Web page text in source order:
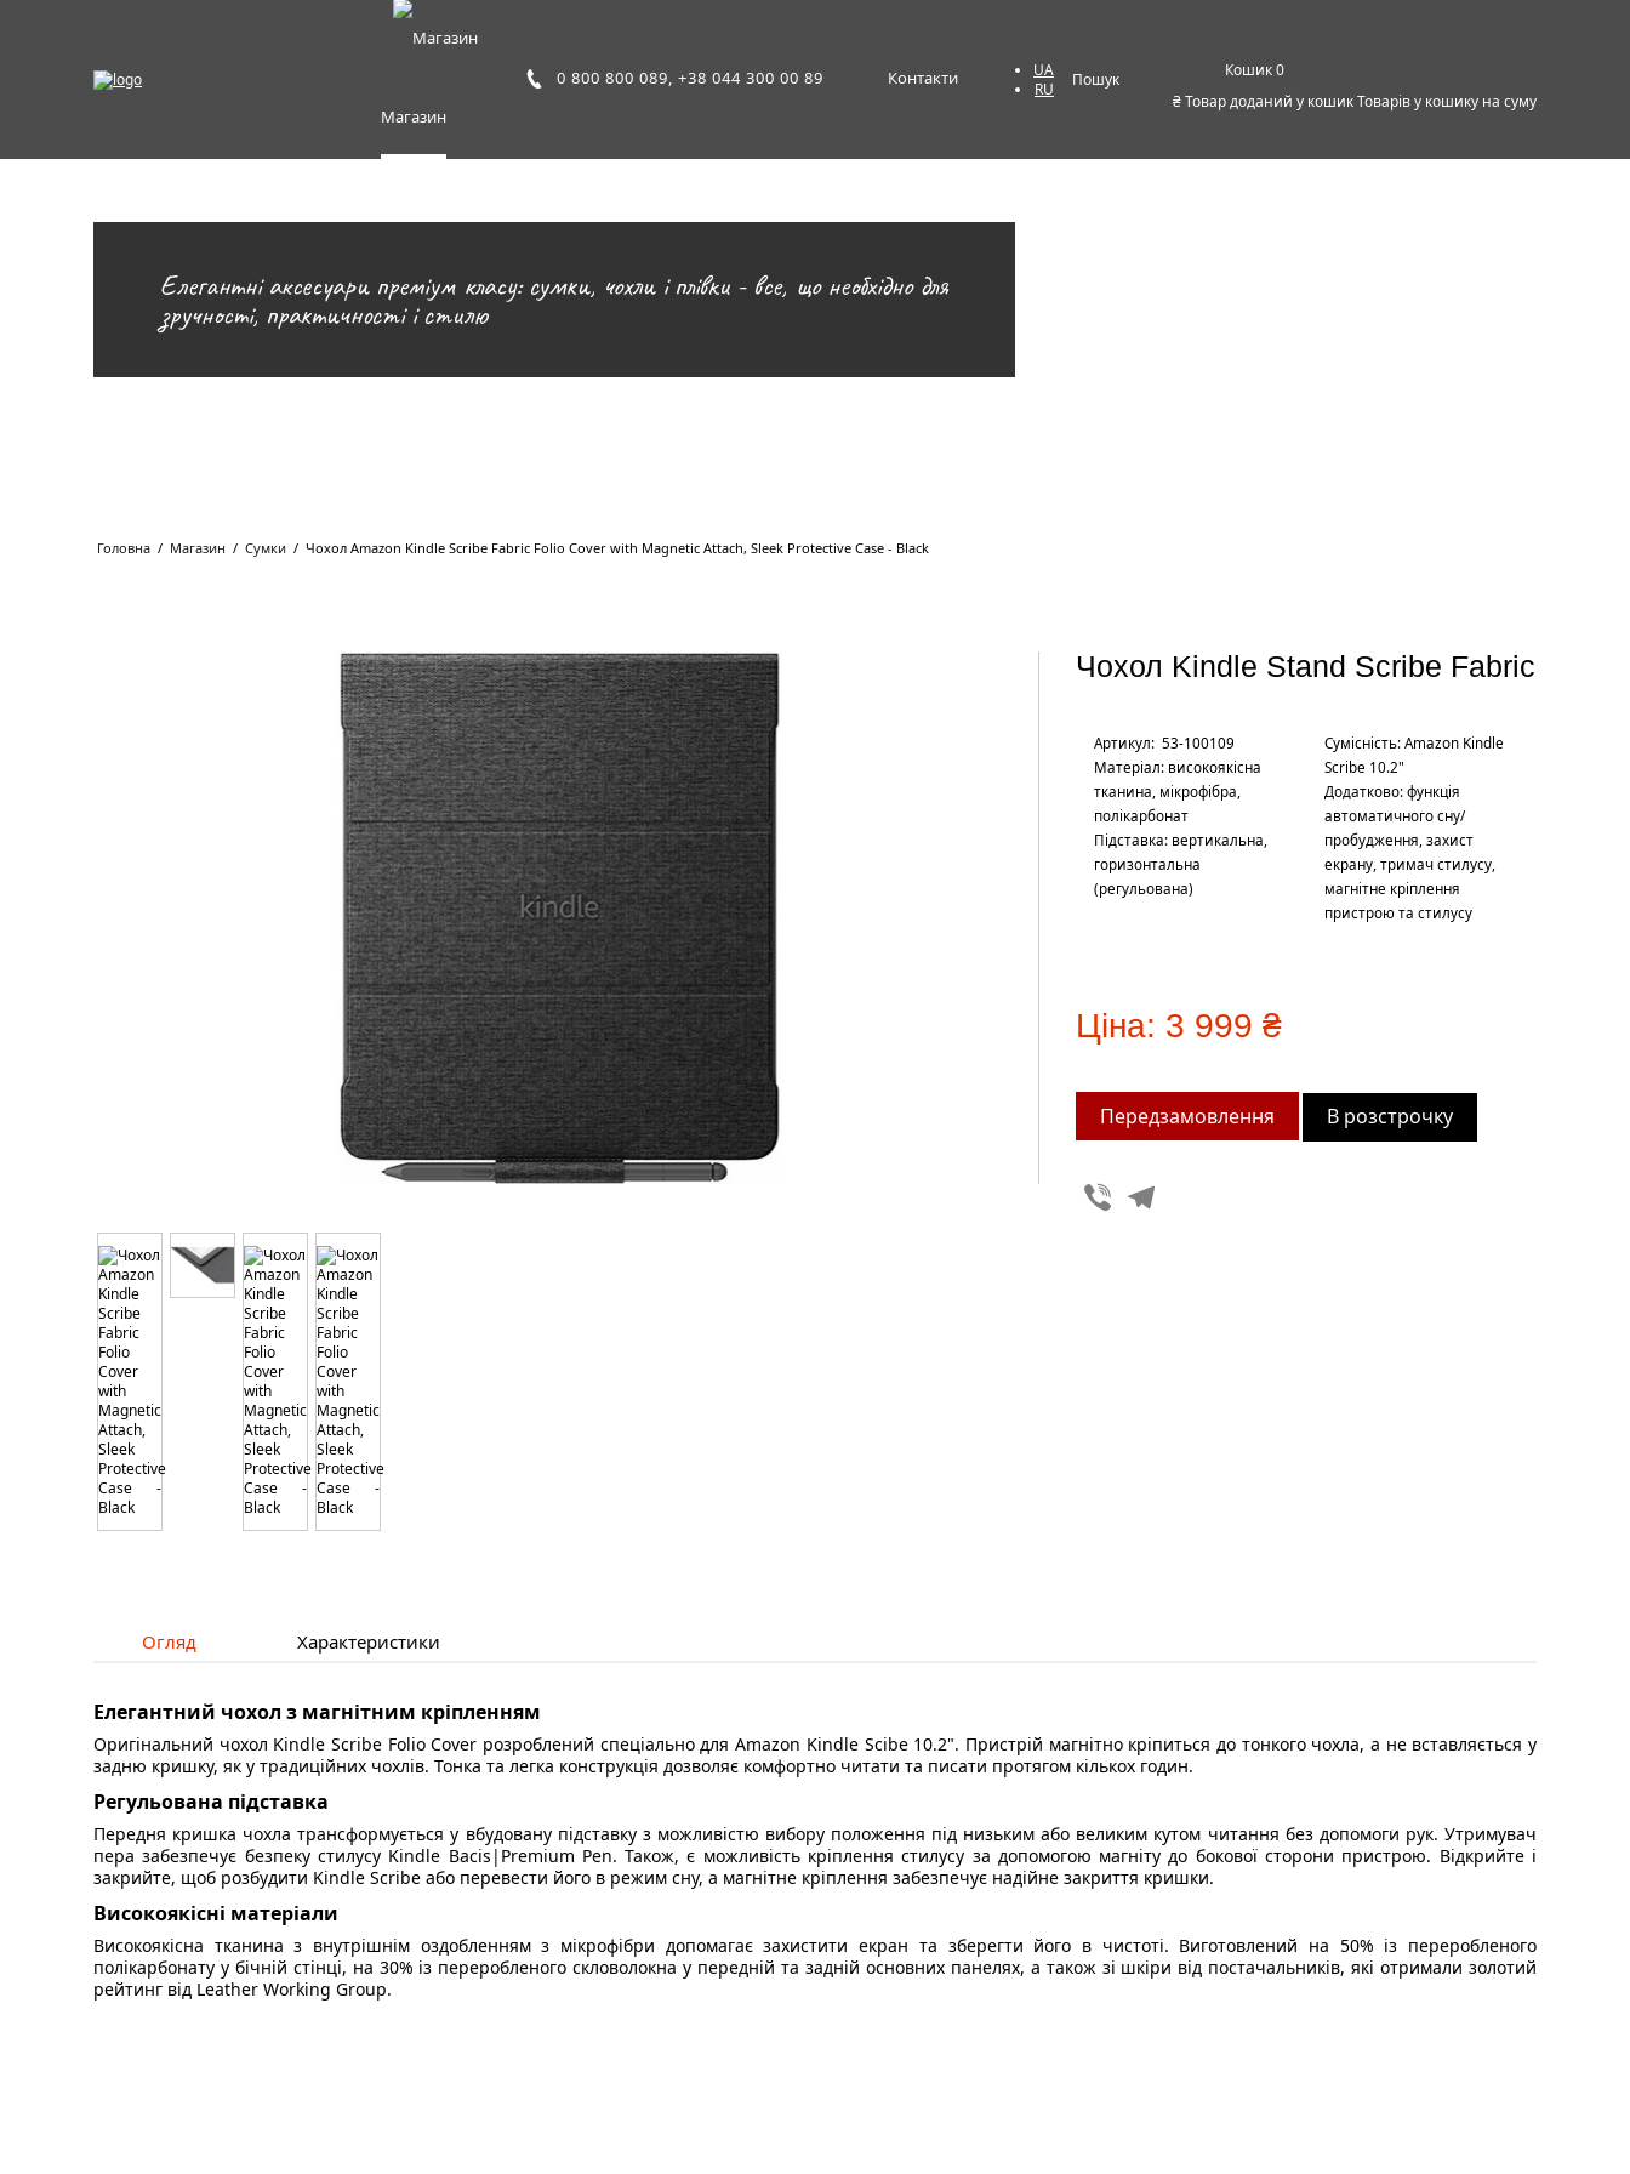
Магазин
0 800 800 089, +38 044 300 00 89 Контакти
UA
RU
Пошук
0
₴Товар доданий у кошикТоварів у кошику на суму
Елегантні аксесуари преміум класу: сумки, чохли і плівки - все, що необхідно для
зручності, практичності і стилю
Головна / Магазин / Сумки / Чохол Amazon Kindle Scribe Fabric Folio Cover with Magnetic Attach, Sleek Protective Case - Black
Чохол Kindle Stand Scribe Fabric
Артикул: 53-100109
Сумісність: Amazon Kindle
Scribe 10.2"
Матеріал: високоякісна
тканина, мікрофібра,
полікарбонат
Додатково: функція
автоматичного сну/
пробудження, захист
екрану, тримач стилусу,
магнітне кріплення
пристрою та стилусу
Підставка: вертикальна,
горизонтальна
(регульована)
Ціна: 3 999 ₴
В розстрочку
Viber
Огляд Характеристики
Елегантний чохол з магнітним кріпленням
Оригінальний чохол Kindle Scribe Folio Cover розроблений спеціально для Amazon Kindle Scibe 10.2". Пристрій магнітно кріпиться до тонкого чохла, а не вставляється у
задню кришку, як у традиційних чохлів. Тонка та легка конструкція дозволяє комфортно читати та писати протягом кількох годин.
Регульована підставка
Передня кришка чохла трансформується у вбудовану підставку з можливістю вибору положення під низьким або великим кутом читання без допомоги рук. Утримувач
пера забезпечує безпеку стилусу Kindle Bacis|Premium Pen. Також, є можливість кріплення стилусу за допомогою магніту до бокової сторони пристрою. Відкрийте і
закрийте, щоб розбудити Kindle Scribe або перевести його в режим сну, а магнітне кріплення забезпечує надійне закриття кришки.
Високоякісні матеріали
Високоякісна тканина з внутрішнім оздобленням з мікрофібри допомагає захистити екран та зберегти його в чистоті. Виготовлений на 50% із переробленого
полікарбонату у бічній стінці, на 30% із переробленого скловолокна у передній та задній основних панелях, а також зі шкіри від постачальників, які отримали золотий
рейтинг від Leather Working Group.